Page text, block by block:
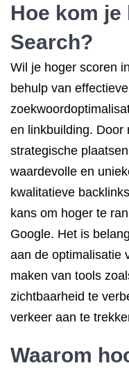
Hoe kom je
Search?
Wil je hoger scoren
behulp van
en linkbuilding. Door
strategische
waardevolle en
kwalitatieve
kans om hoger te
Google. Het is
aan de optimalisatie
maken van tools
zichtbaarheid te
verkeer aan te
Waarom